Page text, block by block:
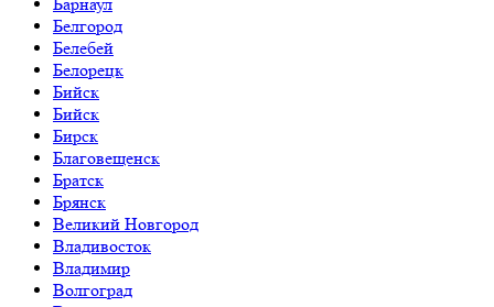
Белгород
Белебей
Белорецк
Бийск
Бийск
Бирск
Благовещенск
Братск
Брянск
Великий Новгород
Владивосток
Владимир
Волгоград